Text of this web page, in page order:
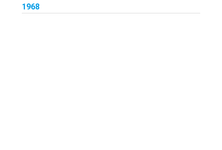
1968